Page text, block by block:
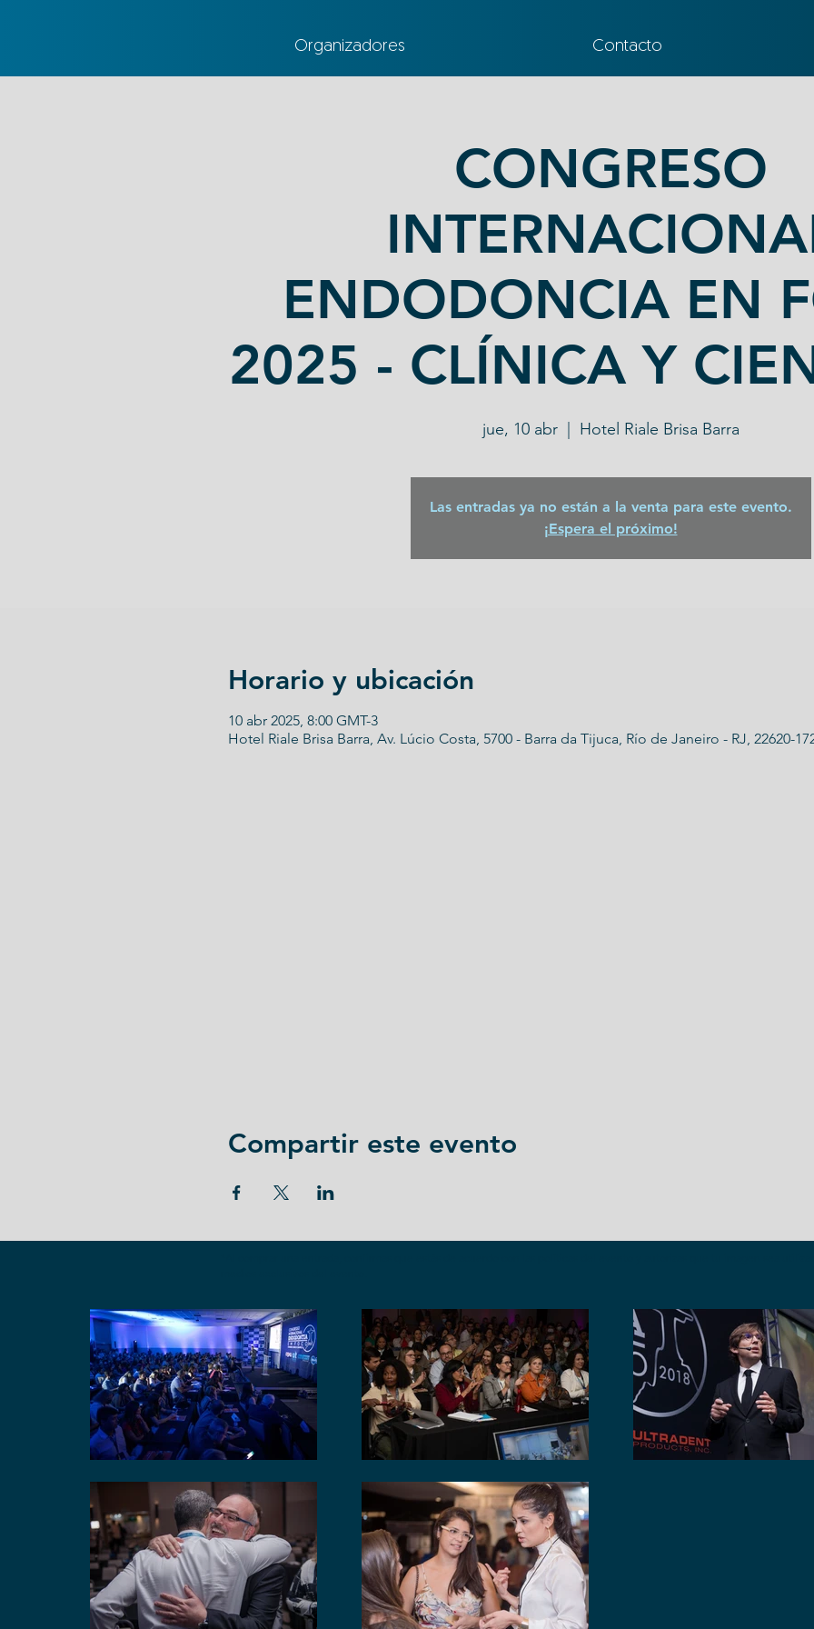
Organizadores Contacto
CONGRESO
ENDODONCIA EN
2025 - CLÍNICA Y
jue, 10 abr
  |
Hotel Riale Brisa Barra
Las entradas ya no están a la venta para este evento.
¡Espera el próximo!
Horario y ubicación
10 abr 2025, 8:00 GMT-3
Hotel Riale Brisa Barra, Av. Lúcio Costa, 5700 - Barra da Tijuca, Río de Janeiro - RJ, 22620-
Compartir este evento